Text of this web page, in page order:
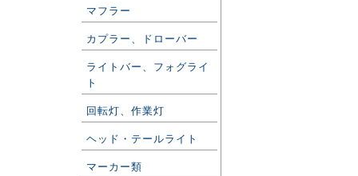
マフラー
カプラー、ドローバー
ライトバー、フォグライ
ト
回転灯、作業灯
ヘッド・テールライト
マーカー類